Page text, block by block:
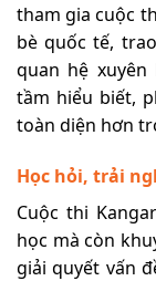
tham gia cuộc
bè quốc tế,
quan hệ
tầm hiểu biết,
toàn diện hơn
Học hỏi, trải
Cuộc thi
học mà còn
giải quyết vấn